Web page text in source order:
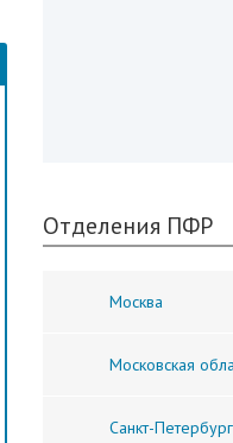
Отделения ПФР
Москва
Московская
Санкт-Петербург